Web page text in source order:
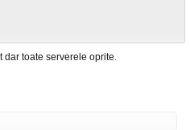
dar toate serverele oprite.